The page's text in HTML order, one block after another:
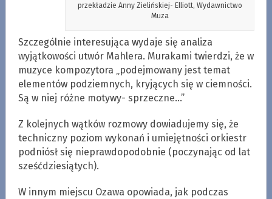
przekładzie Anny Zielińskiej- Elliott, Wydawnictwo
Muza
Szczególnie interesująca wydaje się analiza
wyjątkowości utwór Mahlera. Murakami twierdzi, że w
muzyce kompozytora „podejmowany jest temat
elementów podziemnych, kryjących się w ciemności.
Są w niej różne motywy- sprzeczne…”
Z kolejnych wątków rozmowy dowiadujemy się, że
techniczny poziom wykonań i umiejętności orkiestr
podniósł się nieprawdopodobnie (poczynając od lat
sześćdziesiątych).
W innym miejscu Ozawa opowiada, jak podczas